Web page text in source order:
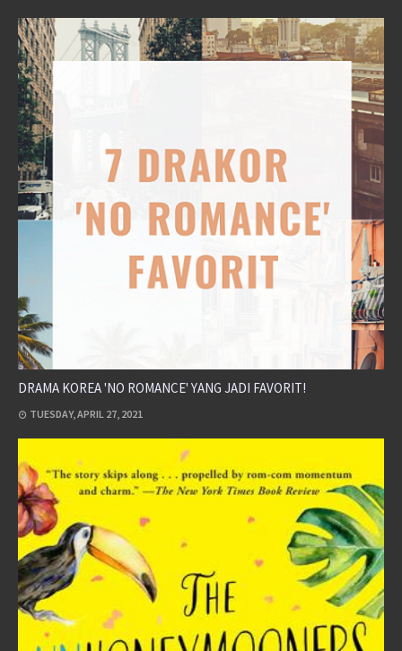
DRAMA KOREA 'NO ROMANCE' YANG JADI FAVORIT!
TUESDAY, APRIL 27, 2021